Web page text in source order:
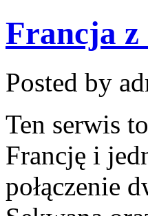
Francja z
Posted by
Ten serwis
Francję i
połączenie